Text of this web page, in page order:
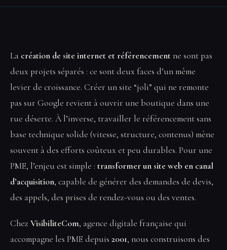
La création de site internet et référencement ne sont pas
deux projets séparés : ce sont deux faces d’un même
levier de croissance. Créer un site “joli” qui ne remonte
pas sur Google revient à ouvrir une boutique dans une
rue déserte. À l’inverse, travailler le référencement sans
base technique solide (vitesse, structure, contenus) mène
souvent à des efforts coûteux et peu durables. Pour une
PME, l’enjeu est simple : transformer un site web en canal
d’acquisition, capable de générer des demandes de devis,
des appels, des prises de rendez-vous ou des ventes.
Chez VisibiliteCom, agence digitale française qui
accompagne les PME depuis 2001, nous construisons des